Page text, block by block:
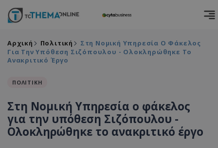
Αρχική Πολιτική
Στη Νομική Υπηρεσία Ο Φάκελος
Για Την Υπόθεση Σιζόπουλου - Ολοκληρώθηκε Το
Ανακριτικό Έργο
ΠΟΛΙΤΙΚΗ
Στη Νομική Υπηρεσία ο φάκελος
για την υπόθεση Σιζόπουλου -
Ολοκληρώθηκε το ανακριτικό έργο